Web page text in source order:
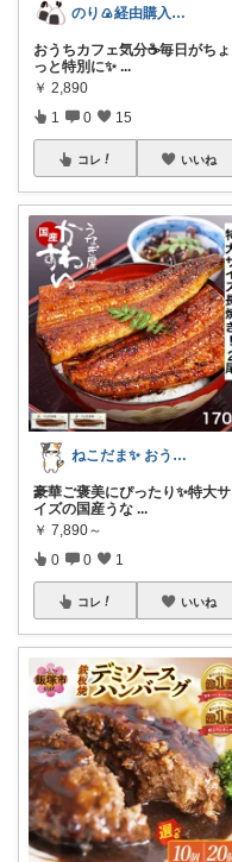
のり🍙経由購入ありがとうございます🍙
おうちカフェ気分☕️毎日がちょ
っと特別に✨ ...
￥ 2,890
1 0 15
コレ いいね
ねこだま✨ おうち時間充実ROOM🐾
豪華ご褒美にぴったり✨特大サ
イズの国産うな ...
￥ 7,890～
0 0 1
コレ いいね